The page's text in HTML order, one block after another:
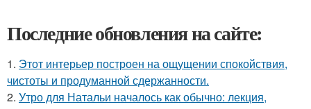
Последние обновления на сайте:
1. Этот интерьер построен на ощущении спокойствия,
чистоты и продуманной сдержанности.
2. Утро для Натальи началось как обычно: лекция,